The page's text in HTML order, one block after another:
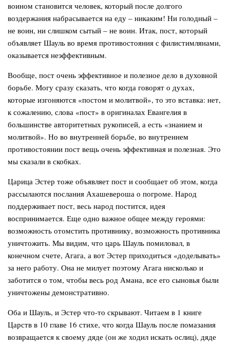
воином становится человек, который после долгого
воздержания набрасывается на еду – никаким! Ни голодный –
не воин, ни слишком сытый – не воин. Итак, пост, который
объявляет Шауль во время противостояния с филистимлянами,
оказывается неэффективным.
Вообще, пост очень эффективное и полезное дело в духовной
борьбе. Могу сразу сказать, что когда говорят о духах,
которые изгоняются «постом и молитвой», то это вставка: нет,
к сожалению, слова «пост» в оригиналах Евангелия в
большинстве авторитетных рукописей, а есть «знанием и
молитвой». Но во внутренней борьбе, во внутреннем
противостоянии пост вещь очень эффективная и полезная. Это
мы сказали в скобках.
Царица Эстер тоже объявляет пост и сообщает об этом, когда
рассылаются послания Ахашевероша о погроме. Народ
поддерживает пост, весь народ постится, идея
воспринимается. Еще одно важное общее между героями:
возможность отомстить противнику, возможность противника
уничтожить. Мы видим, что царь Шауль помиловал, в
конечном счете, Агага, а вот Эстер приходиться «доделывать»
за него работу. Она не милует поэтому Агага нисколько и
заботится о том, чтобы весь род Амана, все его сыновья были
уничтожены демонстративно.
Оба и Шауль, и Эстер что-то скрывают. Читаем в 1 книге
Царств в 10 главе 16 стихе, что когда Шауль после помазания
возвращается к своему дяде (он же ходил искать ослиц), дяде